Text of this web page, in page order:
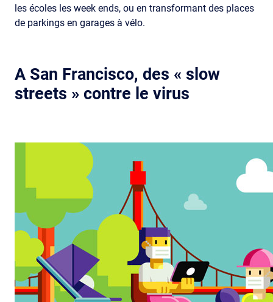
les écoles les week ends, ou en transformant des places
de parkings en garages à vélo.
A San Francisco, des « slow
streets » contre le virus